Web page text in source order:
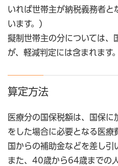
いれば世帯主が納税義務者と
います。)
擬制世帯主の分については、
が、軽減判定には含まれます。
算定方法
医療分の国保税額は、国保
をした場合に必要となる医療
国からの補助金などを差し引
また、40歳から64歳までの